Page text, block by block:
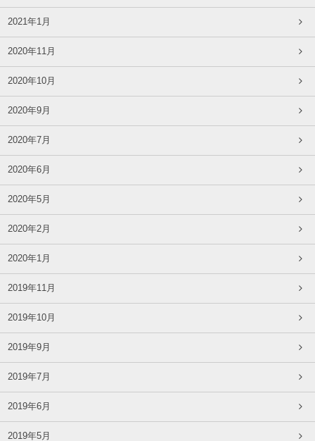
2021年1月
2020年11月
2020年10月
2020年9月
2020年7月
2020年6月
2020年5月
2020年2月
2020年1月
2019年11月
2019年10月
2019年9月
2019年7月
2019年6月
2019年5月